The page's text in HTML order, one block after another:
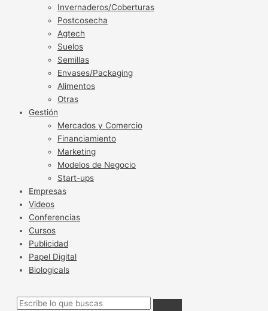
Invernaderos/Coberturas
Postcosecha
Agtech
Suelos
Semillas
Envases/Packaging
Alimentos
Otras
Gestión
Mercados y Comercio
Financiamiento
Marketing
Modelos de Negocio
Start-ups
Empresas
Videos
Conferencias
Cursos
Publicidad
Papel Digital
Biologicals